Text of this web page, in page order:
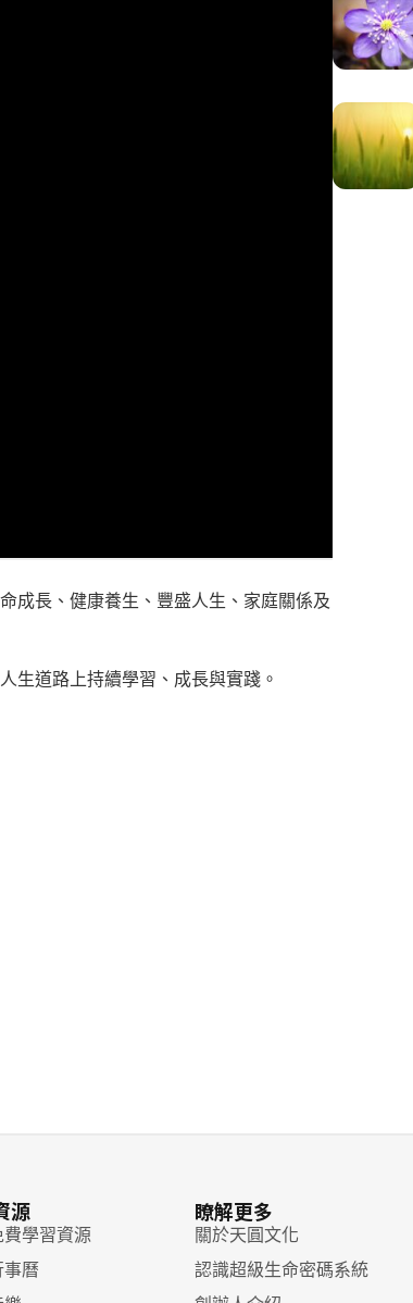
成長、健康養生、豐盛人生、家庭關係及
生道路上持續學習、成長與實踐。
源
費學習資源
事曆
瞭解更多
關於天圓文化
認識超級生命密碼系統